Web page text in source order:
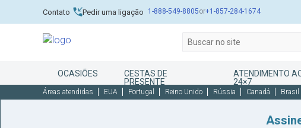
Contato Pedir uma ligação 1-888-549-8805or+1-857-284-1674
OCASIÕES
CESTAS DE
PRESENTE
ATENDIMENTO
24×7
Áreas atendidas EUA Portugal Reino Unido Rússia Canadá Brasil